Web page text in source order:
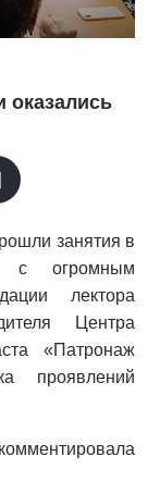
оказались
занятия в
с огромным
лектора
Центра
«Патронаж
проявлений